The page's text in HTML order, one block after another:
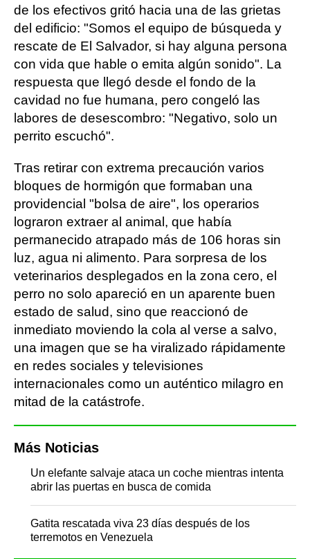
de los efectivos gritó hacia una de las grietas
del edificio: "Somos el equipo de búsqueda y
rescate de El Salvador, si hay alguna persona
con vida que hable o emita algún sonido". La
respuesta que llegó desde el fondo de la
cavidad no fue humana, pero congeló las
labores de desescombro: "Negativo, solo un
perrito escuchó".
Tras retirar con extrema precaución varios
bloques de hormigón que formaban una
providencial "bolsa de aire", los operarios
lograron extraer al animal, que había
permanecido atrapado más de 106 horas sin
luz, agua ni alimento. Para sorpresa de los
veterinarios desplegados en la zona cero, el
perro no solo apareció en un aparente buen
estado de salud, sino que reaccionó de
inmediato moviendo la cola al verse a salvo,
una imagen que se ha viralizado rápidamente
en redes sociales y televisiones
internacionales como un auténtico milagro en
mitad de la catástrofe.
Más Noticias
Un elefante salvaje ataca un coche mientras intenta
abrir las puertas en busca de comida
Gatita rescatada viva 23 días después de los
terremotos en Venezuela